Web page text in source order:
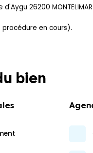
d'Aygu 26200
en cours).
bien